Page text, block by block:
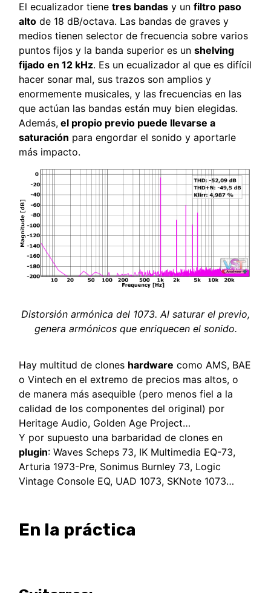
El ecualizador tienetres bandas y unfiltro paso
alto de 18 dB/octava. Las bandas de graves y
medios tienen selector de frecuencia sobre varios
puntos fijos y la banda superior es unshelving
fijado en 12 kHz. Es un ecualizador al que es difícil
hacer sonar mal, sus trazos son amplios y
enormemente musicales, y las frecuencias en las
que actúan las bandas están muy bien elegidas.
Además, el propio previo puede llevarse a
saturación para engordar el sonido y aportarle
más impacto.
Distorsión armónica del 1073. Al saturar el previo,
genera armónicos que enriquecen el sonido.
Hay multitud de clones hardware como AMS, BAE
o Vintech en el extremo de precios mas altos, o
de manera más asequible (pero menos fiel a la
calidad de los componentes del original) por
Heritage Audio, Golden Age Project…
Y por supuesto una barbaridad de clones en
plugin: Waves Scheps 73, IK Multimedia EQ-73,
Arturia 1973-Pre, Sonimus Burnley 73, Logic
Vintage Console EQ, UAD 1073, SKNote 1073…
En la práctica